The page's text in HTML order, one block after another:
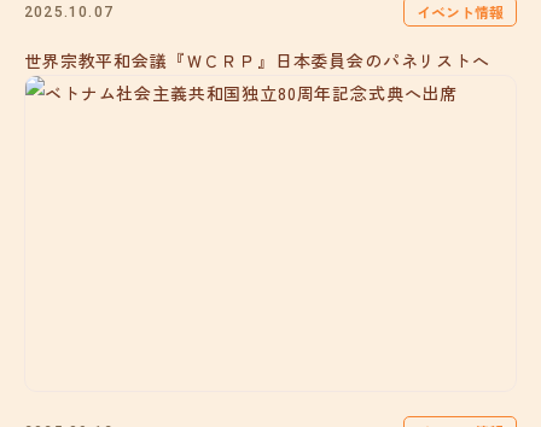
2025.10.07 イベント情報
世界宗教平和会議『ＷＣＲＰ』日本委員会のパネリストへ